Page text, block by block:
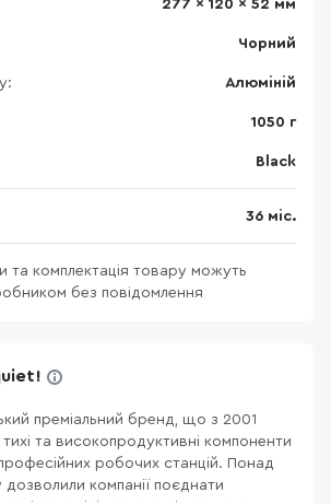
277 x 120 x 52 мм
Чорний
Алюміній
1050 г
Black
36 міс.
та комплектація товару можуть
без повідомлення
преміальний бренд, що з 2001
та високопродуктивні компоненти
робочих станцій. Понад
дозволили компанії поєднати